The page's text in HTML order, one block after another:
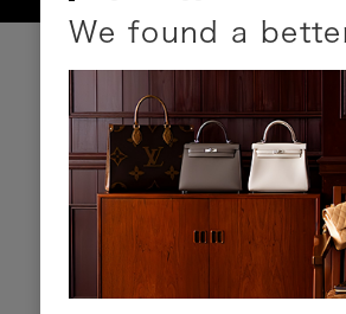
We found a
お支払いにつ
以下のお支払方法が
クレジットカード
ショッピングロー
銀行振込・郵便振
代金引換
Amazon Pay
PayPay